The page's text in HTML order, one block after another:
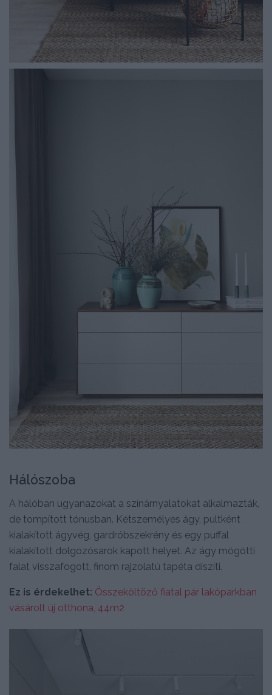
Hálószoba
A hálóban ugyanazokat a színárnyalatokat alkalmazták,
de tompított tónusban. Kétszemélyes ágy, pultként
kialakított ágyvég, gardróbszekrény és egy puffal
kialakított dolgozósarok kapott helyet. Az ágy mögötti
falat visszafogott, finom rajzolatú tapéta díszíti.
Ez is érdekelhet: Összeköltöző fiatal pár lakóparkban
vásárolt új otthona, 44m2